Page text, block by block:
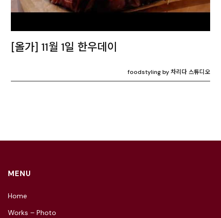
[올가] 11월 1일 한우데이
foodstyling by 차리다 스튜디오
MENU
Home
Works – Photo